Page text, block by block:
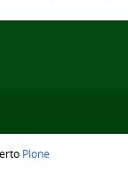
Plone